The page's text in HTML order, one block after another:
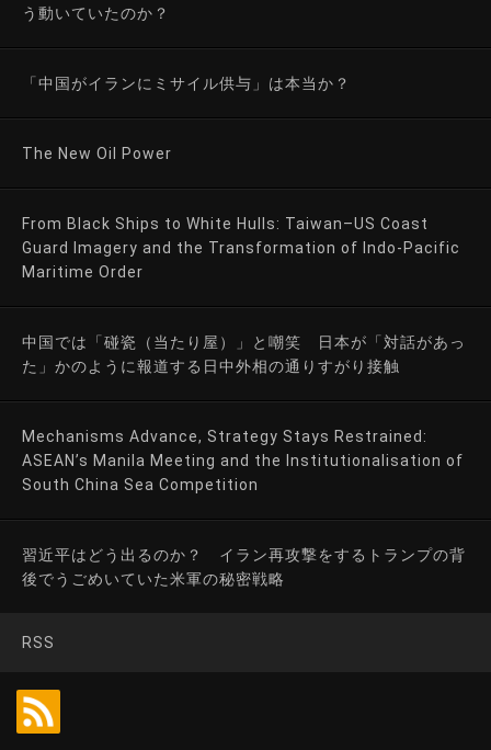
う動いていたのか？
「中国がイランにミサイル供与」は本当か？
The New Oil Power
From Black Ships to White Hulls: Taiwan–US Coast
Guard Imagery and the Transformation of Indo-Pacific
Maritime Order
中国では「碰瓷（当たり屋）」と嘲笑 日本が「対話があっ
た」かのように報道する日中外相の通りすがり接触
Mechanisms Advance, Strategy Stays Restrained:
ASEAN’s Manila Meeting and the Institutionalisation of
South China Sea Competition
習近平はどう出るのか？ イラン再攻撃をするトランプの背
後でうごめいていた米軍の秘密戦略
RSS